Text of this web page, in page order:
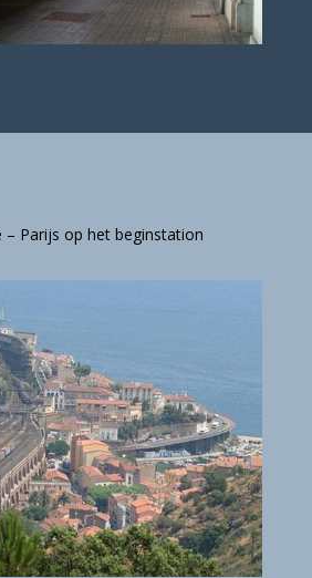
– Parijs op het beginstation